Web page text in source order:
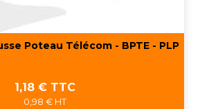
Poteau Télécom - BPTE - PLP
Prix
1,18 € TTC
0,98 € HT